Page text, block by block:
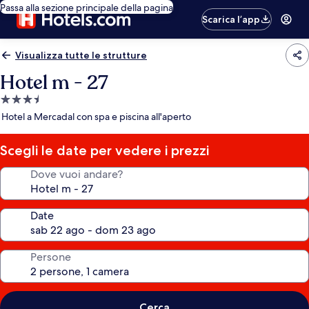
Passa alla sezione principale della pagina
Scarica l’app
Visualizza tutte le strutture
Hotel m - 27
Struttura
a
stelle
Hotel a Mercadal con spa e piscina all'aperto
Scegli le date per vedere i prezzi
Dove vuoi andare?
Date
Persone